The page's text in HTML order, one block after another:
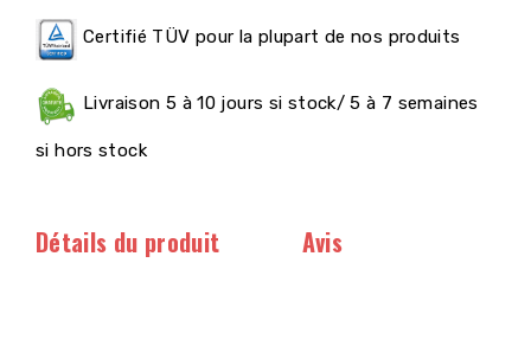
Certifié TÜV pour la plupart de nos produits
Livraison 5 à 10 jours si stock/ 5 à 7 semaines
si hors stock
Détails du produit Avis